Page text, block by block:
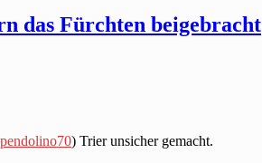
das Fürchten beigebracht
) Trier unsicher gemacht.